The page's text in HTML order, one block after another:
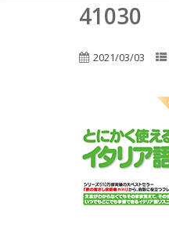
41030
2021/03/03